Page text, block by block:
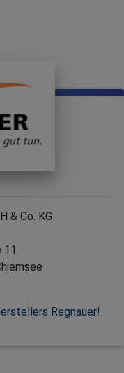
& Co. KG
11
Regnauer!